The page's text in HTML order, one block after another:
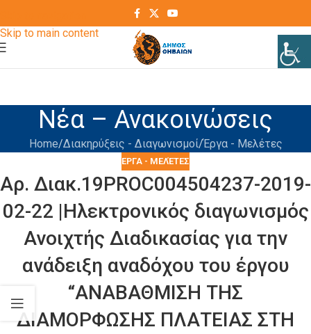
Skip to main content
Νέα – Ανακοινώσεις
Home Διακηρύξεις - Διαγωνισμοί Έργα - Μελέτες
ΈΡΓΑ - ΜΕΛΈΤΕΣ
Αρ. Διακ.19PROC004504237-2019-
02-22 |Ηλεκτρονικός διαγωνισμός
Ανοιχτής Διαδικασίας για την
ανάδειξη αναδόχου του έργου
“ΑΝΑΒΑΘΜΙΣΗ ΤΗΣ
ΔΙΑΜΟΡΦΩΣΗΣ ΠΛΑΤΕΙΑΣ ΣΤΗ